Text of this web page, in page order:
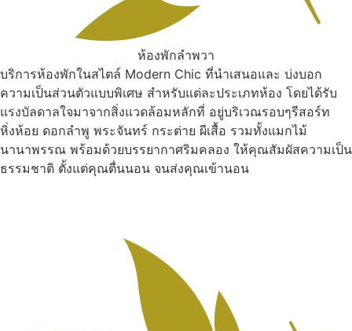
ห้องพักลำพวา
บริการห้องพักในสไตล์ Modern Chic ที่นำเสนอและ บ่งบอก
ความเป็นส่วนตัวแบบพิเศษ สำหรับแต่ละประเภทห้อง โดยได้รับ
แรงบัลดาลใจมาจากสิ่งแวดล้อมหลักที่ อยู่บริเวณรอบๆรีสอร์ท
หิ่งห้อย ดอกลำพู พระจันทร์ กระต่าย ผีเสื้อ รวมทั้งแมกไม้
นานาพรรณ พร้อมด้วยบรรยากาศริมคลอง ให้คุณสัมผัสความเป็น
ธรรมชาติ ตั้งแต่คุณตื่นนอน จนส่งคุณเข้านอน